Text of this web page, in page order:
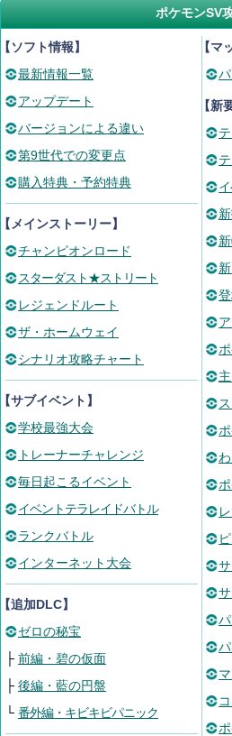
ポケモンSV
ソフト情報】
最新情報一覧
アップデート
バージョンによる違い
第9世代での変更点
購入特典・予約特典
メインストーリー】
チャンピオンロード
スターダスト★ストリート
レジェンドルート
ザ・ホームウェイ
シナリオ攻略チャート
サブイベント】
学校最強大会
トレーナーチャレンジ
毎日起こるイベント
イベントテラレイドバトル
ランクバトル
インターネット大会
追加DLC】
ゼロの秘宝
├ 前編・碧の仮面
├ 後編・藍の円盤
└ 番外編・キビキビパニック
【マ
【新